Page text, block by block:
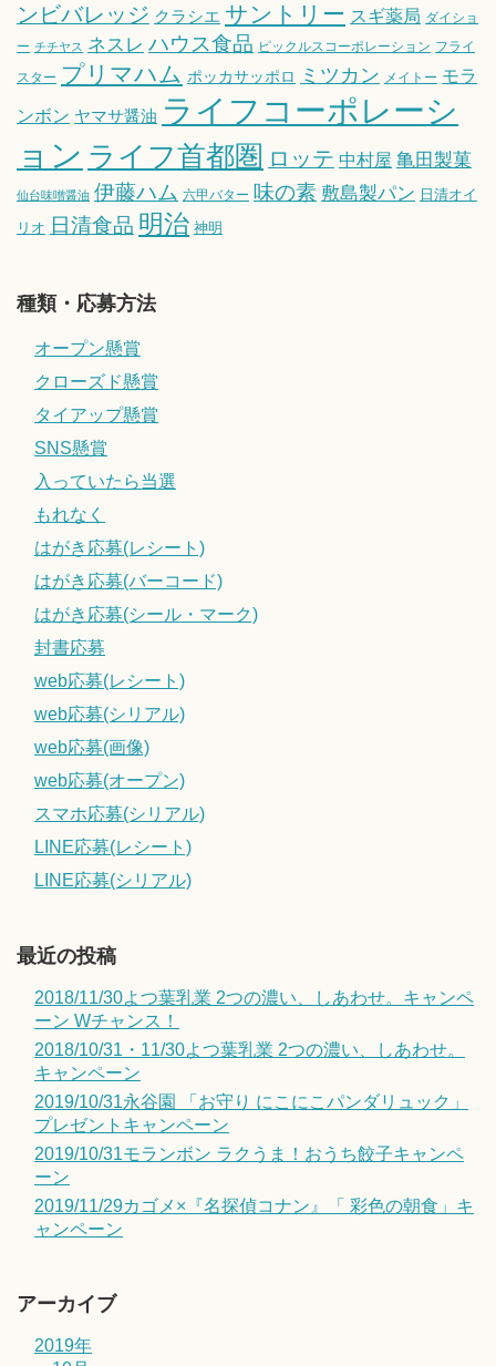
ンビバレッジ クラシエ サントリー スギ薬局 ダイショ
ー チチヤス ネスレ ハウス食品 ピックルスコーポレーション フライ
スター プリマハム ポッカサッポロ ミツカン メイトー モラ
ンボン ヤマサ醤油 ライフコーポレーシ
ョン ライフ首都圏 ロッテ 中村屋 亀田製菓
仙台味噌醤油 伊藤ハム 六甲バター 味の素 敷島製パン 日清オイ
リオ 日清食品 明治 神明
種類・応募方法
オープン懸賞
クローズド懸賞
タイアップ懸賞
SNS懸賞
入っていたら当選
もれなく
はがき応募(レシート)
はがき応募(バーコード)
はがき応募(シール・マーク)
封書応募
web応募(レシート)
web応募(シリアル)
web応募(画像)
web応募(オープン)
スマホ応募(シリアル)
LINE応募(レシート)
LINE応募(シリアル)
最近の投稿
2018/11/30よつ葉乳業 2つの濃い、しあわせ。キャンペ
ーン Wチャンス！
2018/10/31・11/30よつ葉乳業 2つの濃い、しあわせ。
キャンペーン
2019/10/31永谷園 「お守り にこにこパンダリュック」
プレゼントキャンペーン
2019/10/31モランボン ラクうま！おうち餃子キャンペ
ーン
2019/11/29カゴメ×『名探偵コナン』「 彩色の朝食」キ
ャンペーン
アーカイブ
2019年